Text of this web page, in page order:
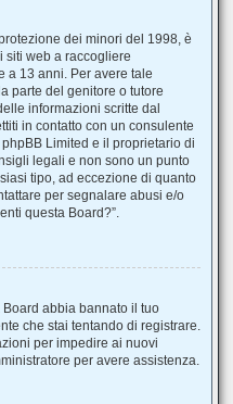
dei minori del 1998, è
siti web a raccogliere
a 13 anni. Per avere tale
parte del genitore o tutore
informazioni scritte dal
in contatto con un consulente
Limited e il proprietario di
legali e non sono un punto
tipo, ad eccezione di quanto
per segnalare abusi e/o
questa Board?”.
Board abbia bannato il tuo
che stai tentando di registrare.
per impedire ai nuovi
per avere assistenza.